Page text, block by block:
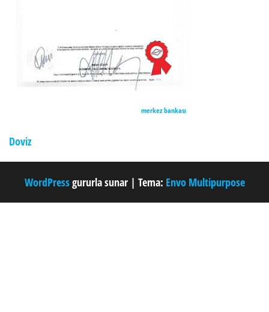
merkez bankası
Doviz
WordPressgururla sunar | Tema: Envo Multipurpose